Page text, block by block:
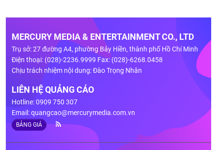
MERCURY MEDIA & ENTERTAINMENT CO., LTD
Trụ sở: 27 đường A4, phường Bảy Hiền, thành phố Hồ Chí Minh
Điện thoại: (028)-2236.9999 Fax: (028)-6268.0458
Chịu trách nhiệm nội dung: Đào Trọng Nhân
LIÊN HỆ QUẢNG CÁO
Hotline: 0909 750 307
Email:quangcao@mercurymedia.com.vn
BẢNG GIÁ